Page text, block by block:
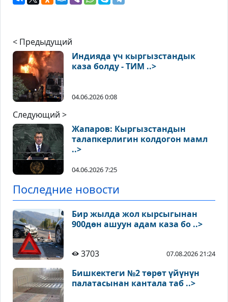
< Предыдущий
Индияда үч кыргызстандык
каза болду - ТИМ ..>
04.06.2026 0:08
Следующий >
Жапаров: Кыргызстандын
талапкерлигин колдогон мамл
..>
04.06.2026 7:25
Последние новости
Бир жылда жол кырсыгынан
900дөн ашуун адам каза бо ..>
3703 07.08.2026 21:24
Бишкектеги №2 төрөт үйүнүн
палатасынан кантала таб ..>